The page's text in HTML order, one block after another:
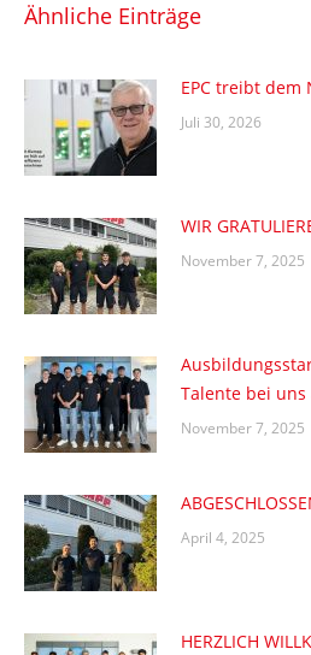
Ähnliche Einträge
EPC treibt dem
Juli 30, 2026
WIR
November 7, 2025
Talente bei uns
November 7, 2025
April 4, 2025
HERZLICH